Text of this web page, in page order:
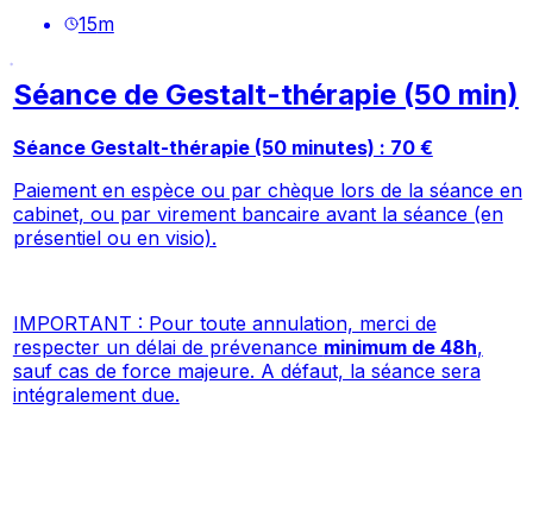
15m
Séance de Gestalt-thérapie (50 min)
Séance Gestalt-thérapie (50 minutes) : 70 €
Paiement en espèce ou par chèque lors de la séance en
cabinet, ou par virement bancaire avant la séance (en
présentiel ou en visio).
IMPORTANT : Pour toute annulation, merci de
respecter un délai de prévenance minimum de 48h,
sauf cas de force majeure. A défaut, la séance sera
intégralement due.